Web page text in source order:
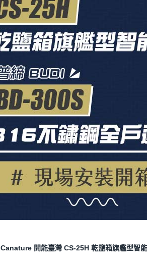
Canature 開能臺灣 CS-25H 乾鹽箱旗艦型智